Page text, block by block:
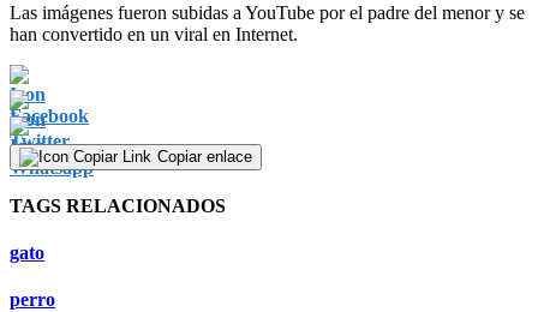
Las imágenes fueron subidas a YouTube por el padre del menor y se
han convertido en un viral en Internet.
Copiar enlace
TAGS RELACIONADOS
gato
perro